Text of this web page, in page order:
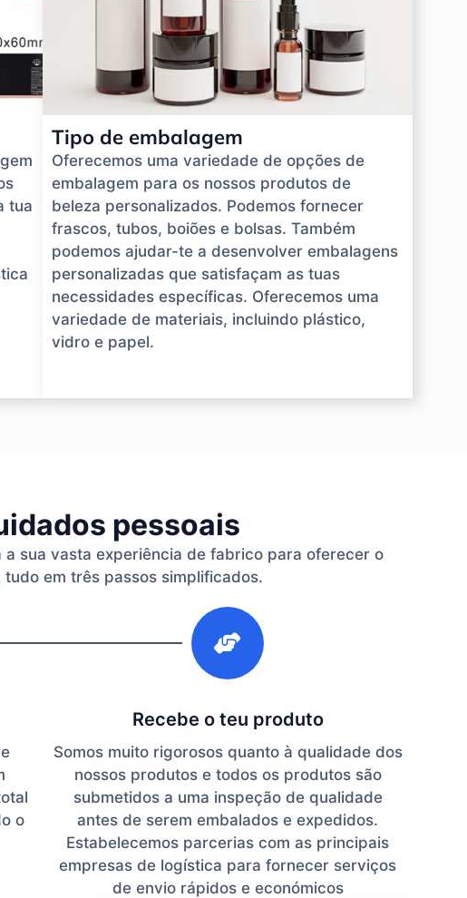
tua
Tipo de embalagem
Oferecemos uma variedade de opções de
embalagem para os nossos produtos de
beleza personalizados. Podemos fornecer
frascos, tubos, boiões e bolsas. Também
podemos ajudar-te a desenvolver embalagens
personalizadas que satisfaçam as tuas
necessidades específicas. Oferecemos uma
variedade de materiais, incluindo plástico,
vidro e papel.
pessoais
a sua vasta experiência de fabrico para oferecer o
em três passos simplificados.
o
Recebe o teu produto
Somos muito rigorosos quanto à qualidade dos
nossos produtos e todos os produtos são
submetidos a uma inspeção de qualidade
antes de serem embalados e expedidos.
Estabelecemos parcerias com as principais
empresas de logística para fornecer serviços
de envio rápidos e económicos